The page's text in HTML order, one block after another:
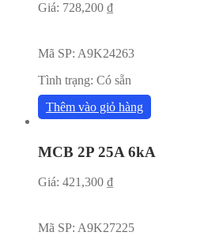
Giá: 728,200 ₫
Mã SP: A9K24263
Tình trạng: Có sẵn
Thêm vào giỏ hàng
MCB 2P 25A 6kA
Giá: 421,300 ₫
Mã SP: A9K27225